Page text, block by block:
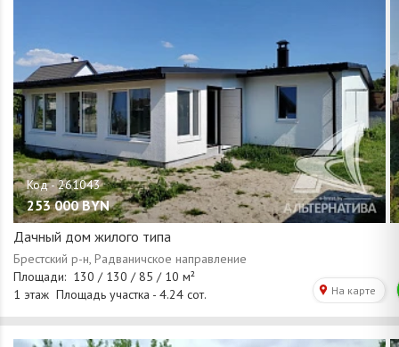
253 000 BYN
Дачный дом жилого типа